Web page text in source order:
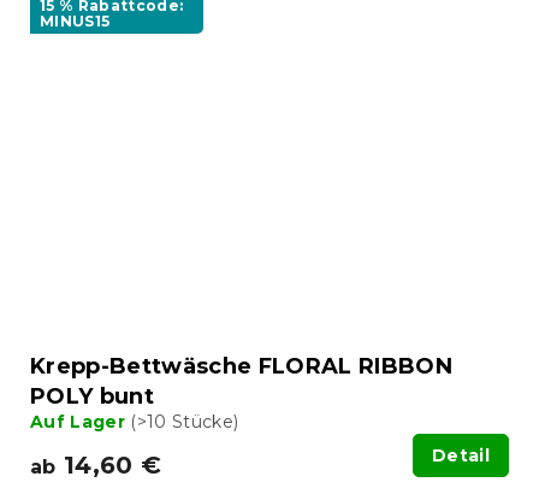
15 % Rabattcode:
MINUS15
Krepp-Bettwäsche FLORAL RIBBON
POLY bunt
Auf Lager (>10 Stücke)
ab 14,60 € Detail